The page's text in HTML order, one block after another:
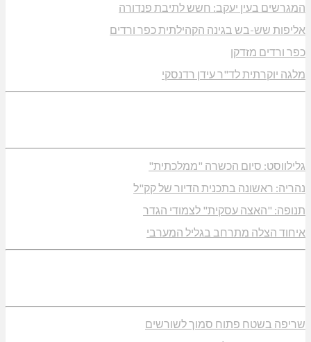
המגרשים בעין יעקב: חשש לתיבת פנדורה
אליפות שש-בש בגינה הקהילתית כפר ורדים
כפר ורדים מזדקן
מלגה יוקרתית לד"ר עידן רדנסקי
גלילווסט: סיום הכשרה "ממלכתית"
נהריה: ראשונה בתכנית הדיור של קק"ל
תנופה: "האצה עסקית" לצמודי הגדר
איחוד הצלה מתרחב בגליל המערבי
שריפה בשטח פתוח סמוך לשורשים